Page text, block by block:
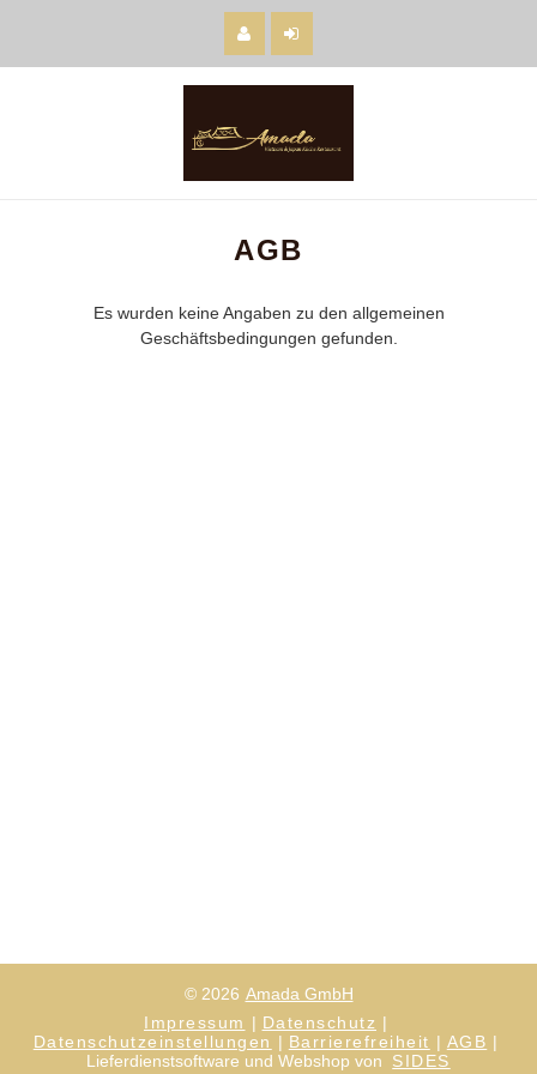
AGB
Es wurden keine Angaben zu den allgemeinen
Geschäftsbedingungen gefunden.
© 2026 Amada GmbH
Impressum
Datenschutz
Datenschutzeinstellungen
Barrierefreiheit
AGB
Lieferdienstsoftware und Webshop von SIDES